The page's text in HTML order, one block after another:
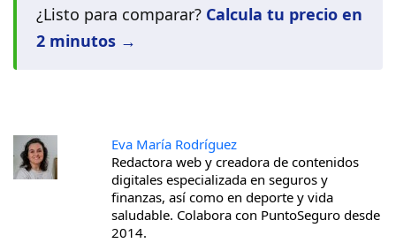
¿Listo para comparar? Calcula tu precio en
2 minutos →
Eva María Rodríguez
Redactora web y creadora de contenidos
digitales especializada en seguros y
finanzas, así como en deporte y vida
saludable. Colabora con PuntoSeguro desde
2014.